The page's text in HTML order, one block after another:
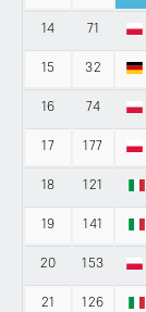
14 71
15 32
16 74
17 177
18 121
19 141
20 153
21 126